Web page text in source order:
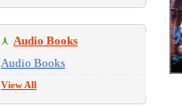
Audio Books
Audio Books
View All